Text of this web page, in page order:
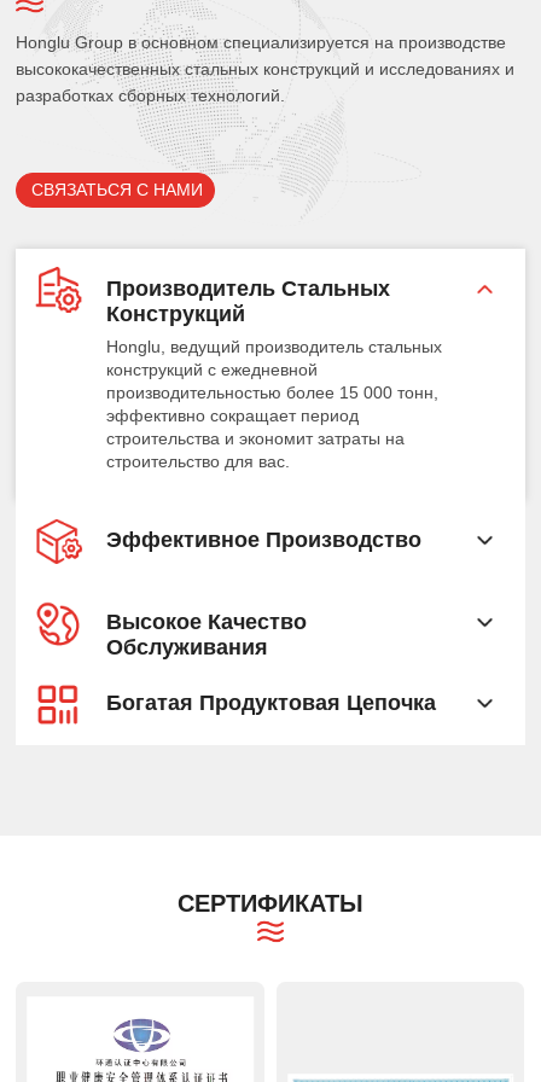
Honglu Group в основном специализируется на производстве
высококачественных стальных конструкций и исследованиях и
разработках сборных технологий.
СВЯЗАТЬСЯ С НАМИ
Производитель Стальных
Конструкций
Honglu, ведущий производитель стальных
конструкций с ежедневной
производительностью более 15 000 тонн,
эффективно сокращает период
строительства и экономит затраты на
строительство для вас.
Эффективное Производство
Высокое Качество
Обслуживания
Богатая Продуктовая Цепочка
СЕРТИФИКАТЫ